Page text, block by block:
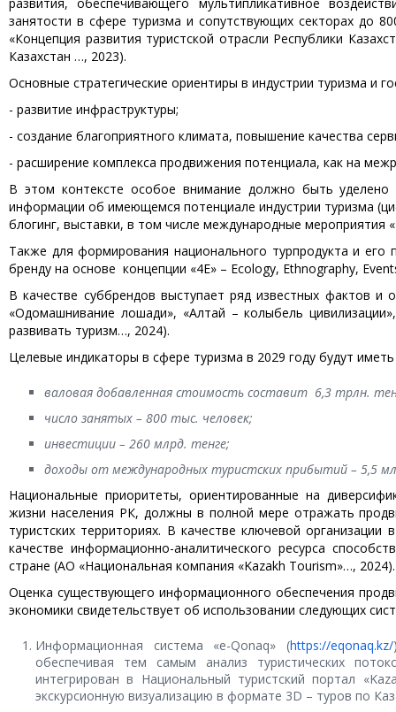
занятости в сфере туризма и сопутствующих секторах до
«Концепция развития туристской отрасли Республики
Казахстан …, 2023).
Основные стратегические ориентиры в индустрии туризма и
- развитие инфраструктуры;
- создание благоприятного климата, повышение качества
- расширение комплекса продвижения потенциала, как на
В этом контексте особое внимание должно быть уделено
информации об имеющемся потенциале индустрии туризма
блогинг, выставки, в том числе международные мероприятия
Также для формирования национального турпродукта и его
бренду на основе концепции «4Е» – Ecology, Ethnography,
В качестве суббрендов выступает ряд известных фактов
«Одомашнивание лошади», «Алтай – колыбель
развивать туризм…, 2024).
Целевые индикаторы в сфере туризма в 2029 году будут
валовая добавленная стоимость составит 6,3 трлн.
число занятых – 800 тыс. человек;
инвестиции – 260 млрд. тенге;
доходы от международных туристских прибытий – 5,5
Национальные приоритеты, ориентированные на
жизни населения РК, должны в полной мере отражать
туристских территориях. В качестве ключевой
качестве информационно-аналитического ресурса
стране (АО «Национальная компания «Kazakh Tourism»…, 2024).
Оценка существующего информационного обеспечения
экономики свидетельствует об использовании следующих
Информационная система «e-Qonaq» (https://eqonaq.kz/
обеспечивая тем самым анализ туристических
интегрирован в Национальный туристский портал
экскурсионную визуализацию в формате 3D – туров по